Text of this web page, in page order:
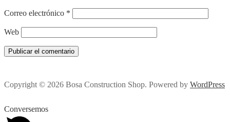
Correo electrónico *
Web
Copyright © 2026 Bosa Construction Shop. Powered by WordPress
Conversemos